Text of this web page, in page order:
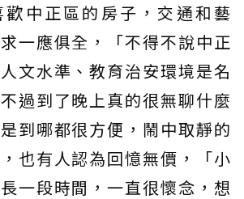
中正區的房子，交通和藝
一應俱全，「不得不說中正
文水準、教育治安環境是名
過到了晚上真的很無聊什麼
到哪都很方便，鬧中取靜的
也有人認為回憶無價，「小
一段時間，一直很懷念，想